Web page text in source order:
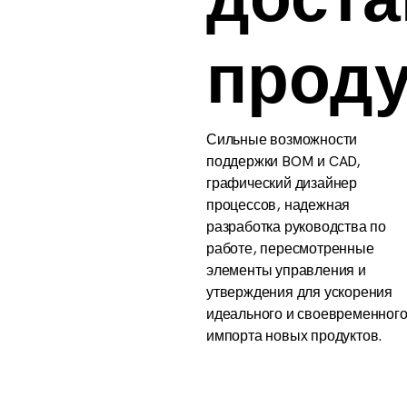
Сильные возможности
поддержки BOM и CAD,
графический дизайнер
процессов, надежная
разработка руководства по
работе, пересмотренные
элементы управления и
утверждения для ускорения
идеального и своевременного
импорта новых продуктов.